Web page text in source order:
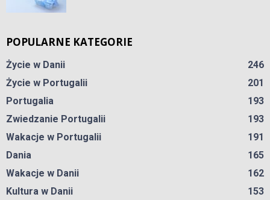
POPULARNE KATEGORIE
Życie w Danii
246
Życie w Portugalii
201
Portugalia
193
Zwiedzanie Portugalii
193
Wakacje w Portugalii
191
Dania
165
Wakacje w Danii
162
Kultura w Danii
153